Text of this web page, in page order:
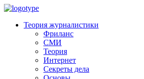
Теория журналистики
Фриланс
СМИ
Теория
Интернет
Секреты дела